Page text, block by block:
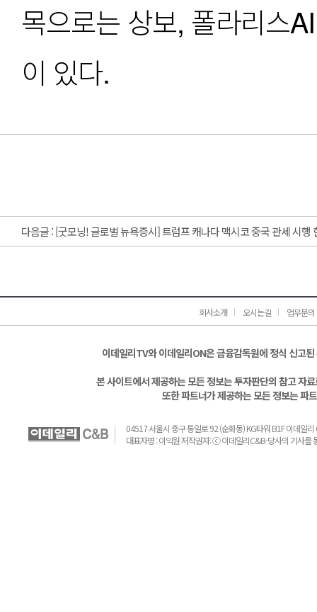
목으로는 상보, 폴라리스
이 있다.
다음글 :[굿모닝! 글로벌 뉴욕증시] 트럼프 캐나다 맥시코 중국 관세 시행
회사소개 오시는길 업무문의
이데일리TV와 이데일리ON은 금융감독원에 정식 신고
본 사이트에서 제공하는 모든 정보는 투자판단의 참고 자
또한 파트너가 제공하는 모든 정보는 파
04517 서울시 중구 통일로 92 (순화동) KG타워 B1F 이데일
대표자명 : 이익원 저작권자: ⓒ 이데일리C&B-당사의 기사를